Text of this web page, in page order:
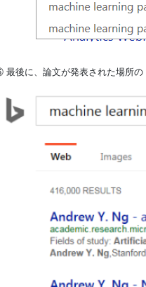
後に、論文が発表された場所の